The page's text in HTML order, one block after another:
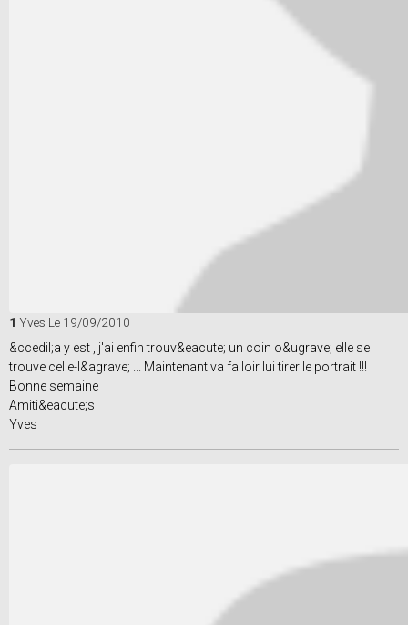
1 Yves Le 19/09/2010
&ccedil;a y est , j'ai enfin trouv&eacute; un coin o&ugrave; elle se
trouve celle-l&agrave; ... Maintenant va falloir lui tirer le portrait !!!
Bonne semaine
Amiti&eacute;s
Yves